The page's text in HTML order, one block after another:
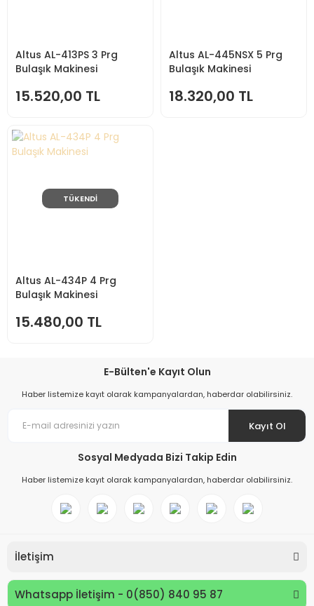
Altus AL-413PS 3 Prg
Bulaşık Makinesi
15.520,00 TL
Altus AL-445NSX 5 Prg
Bulaşık Makinesi
18.320,00 TL
TÜKENDİ
Altus AL-434P 4 Prg
Bulaşık Makinesi
15.480,00 TL
E-Bülten'e Kayıt Olun
Haber listemize kayıt olarak kampanyalardan, haberdar olabilirsiniz.
Kayıt Ol
Sosyal Medyada Bizi Takip Edin
Haber listemize kayıt olarak kampanyalardan, haberdar olabilirsiniz.
İletişim
Whatsapp İletişim - 0(850) 840 95 87